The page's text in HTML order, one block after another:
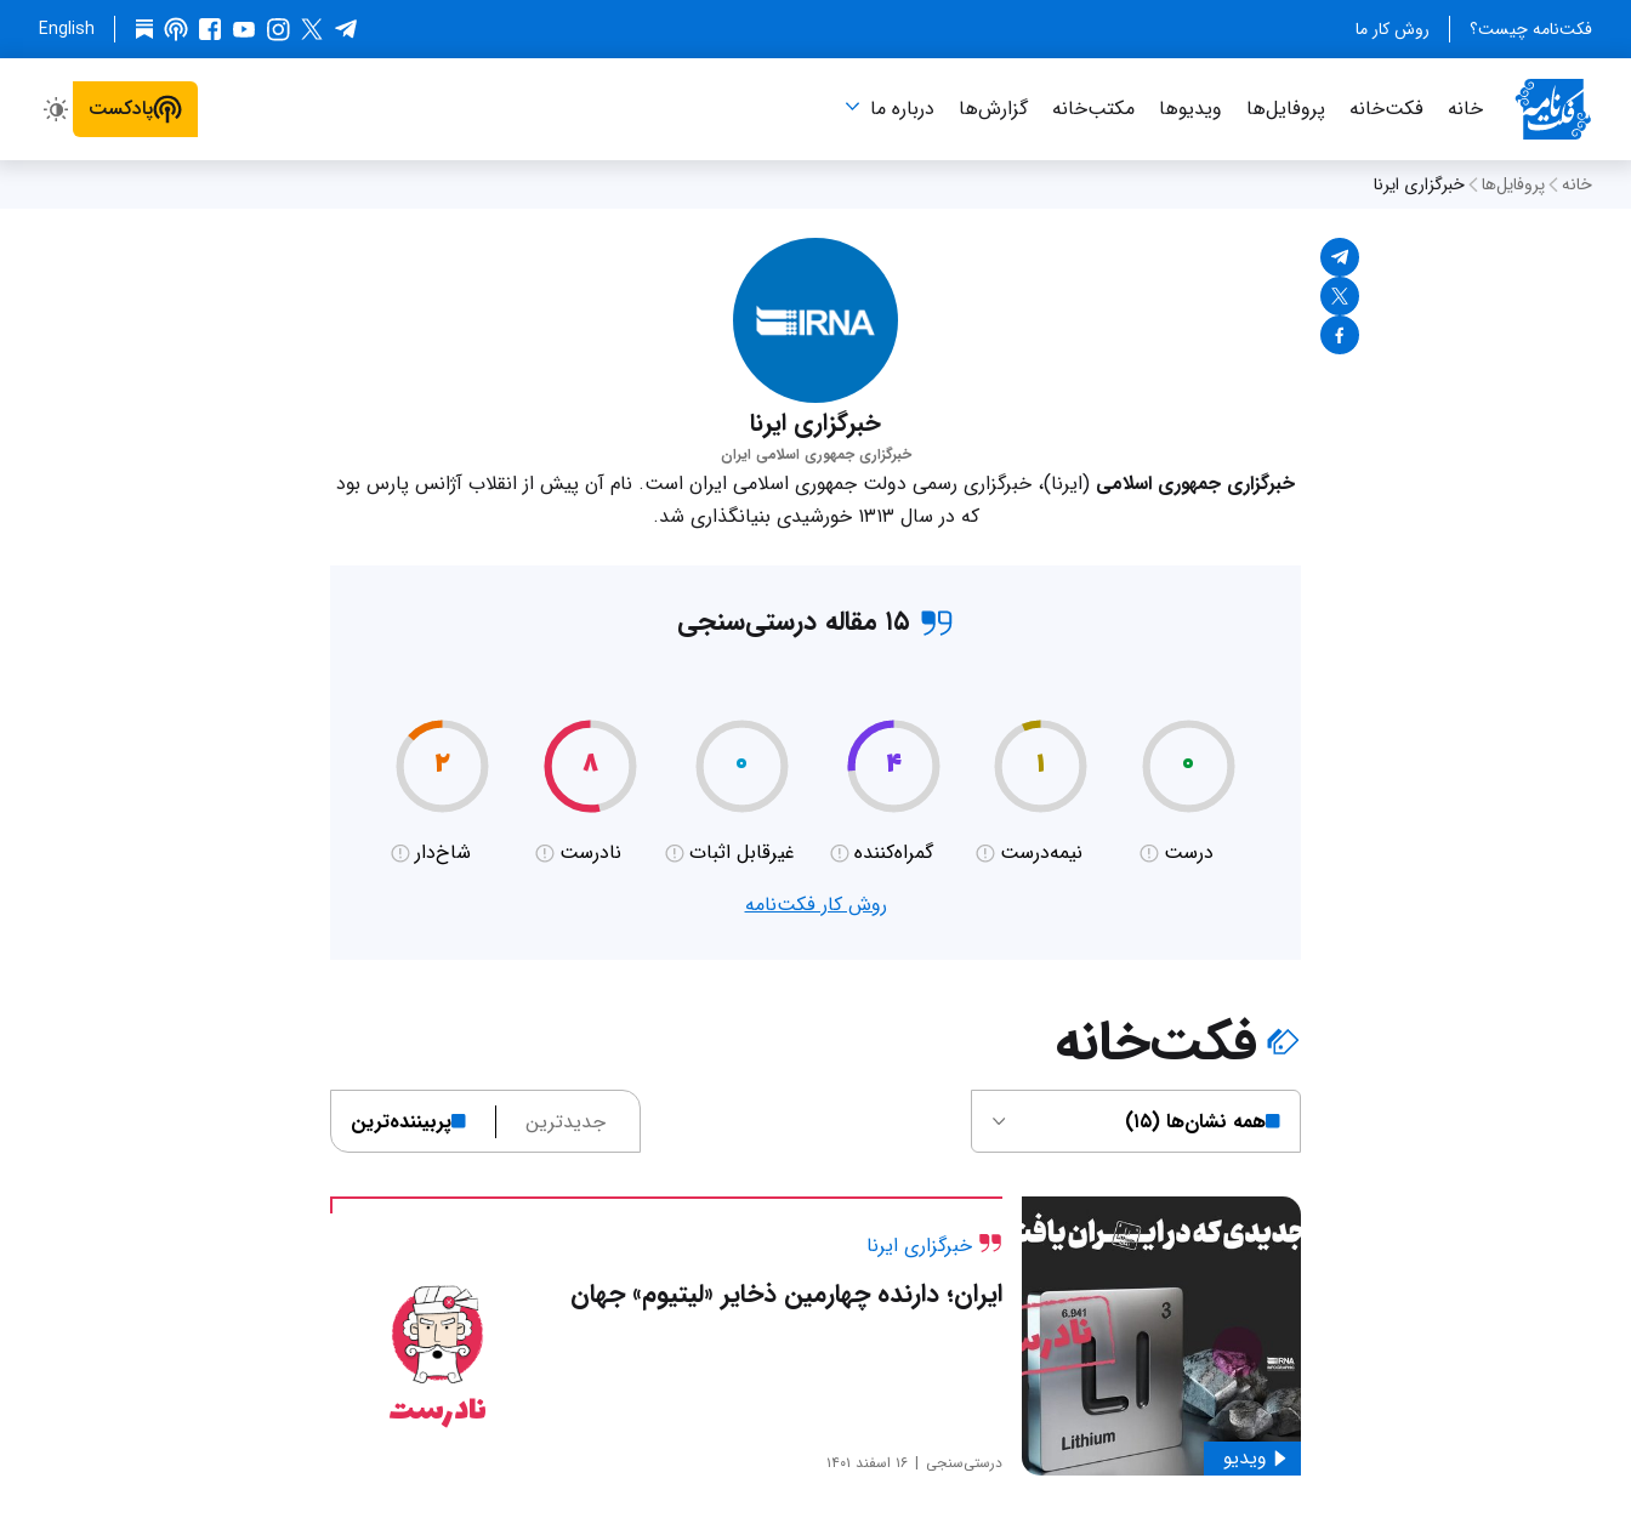
فکت‌نامه چیست؟ روش کار ما English
خانه فکت‌خانه پروفایل‌ها ویدیو‌ها مکتب‌خانه گزارش‌ها درباره‌ ما پادکست
خانه پروفایل‌ها خبرگزاری ایرنا
خبرگزاری ایرنا
خبرگزاری جمهوری اسلامی ایران
خبرگزاری جمهوری اسلامی (ایرنا)، خبرگزاری رسمی دولت جمهوری اسلامی ایران است. نام آن پیش از انقلاب آژانس پارس بود
که در سال ۱۳۱۳ خورشیدی بنیانگذاری شد.
۱۵ مقاله درستی‌سنجی
۰
درست
۱
نیمه‌درست
۴
گمراه‌کننده
۰
غیر‌قابل اثبات
۸
نادرست
۲
شاخ‌دار
روش کار فکت‌نامه
فکت‌خانه
همه نشان‌ها (۱۵) جدیدترین پربیننده‌ترین
خبرگزاری ایرنا
ویدیو
ایران؛ دارنده چهارمین ذخایر «لیتیوم» جهان
نادرست
درستی‌سنجی ۱۶ اسفند ۱۴۰۱